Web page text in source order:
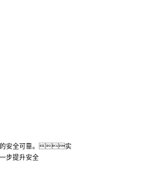
的安全可靠。实
步提升安全